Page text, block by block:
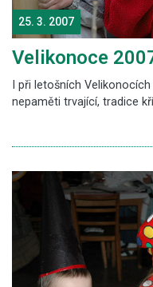
25. 3. 2007
Velikonoce
I při letošních
nepaměti trvající, tradice